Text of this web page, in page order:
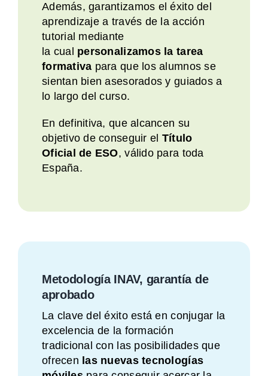
Además, garantizamos el éxito del
aprendizaje a través de la acción
tutorial mediante
la cual personalizamos la tarea
formativa para que los alumnos se
sientan bien asesorados y guiados a
lo largo del curso.
En definitiva, que alcancen su
objetivo de conseguir el Título
Oficial de ESO, válido para toda
España.
Metodología INAV, garantía de
aprobado
La clave del éxito está en conjugar la
excelencia de la formación
tradicional con las posibilidades que
ofrecen las nuevas tecnologías